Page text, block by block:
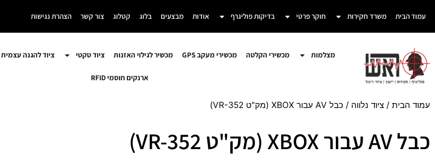
עמוד הבית משרד חקירות חוקר פרטי בדיקות פוליגרף אודות מבצעים בלוג קטלוג צור קשר הצהרת נגישות
מצלמות מכשירי הקלטה מכשירי מעקב GPS מכשיר לגילוי האזנות ציוד טקטי ציוד להגנה עצמית
ארנקים חוסמי RFID
עמוד הבית / ציוד נלווה / כבל AV עבור XBOX (מק"ט VR-352)
כבל AV עבור XBOX (מק"ט VR-352)